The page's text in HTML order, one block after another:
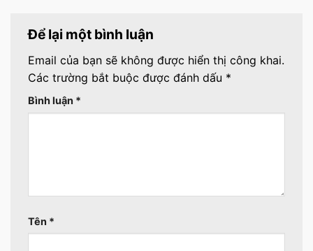
Để lại một bình luận
Email của bạn sẽ không được hiển thị công khai.
Các trường bắt buộc được đánh dấu *
Bình luận *
Tên *